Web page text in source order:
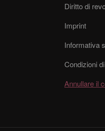
Diritto di
Imprint
Informativa
Condizioni
Annullare il